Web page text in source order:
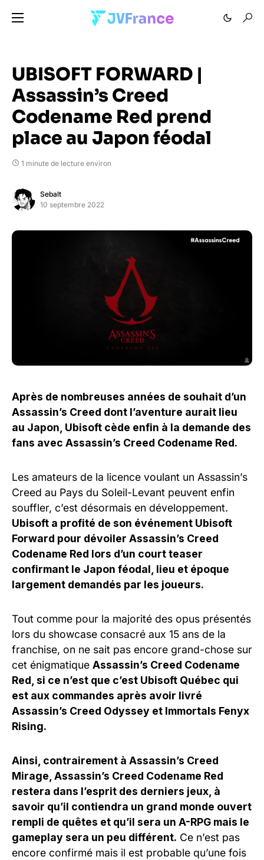
UBISOFT FORWARD |
Assassin’s Creed
Codename Red prend
place au Japon féodal
1 minute de lecture environ
Sebalt
10 septembre 2022
Après de nombreuses années de souhait d’un
Assassin’s Creed dont l’aventure aurait lieu
au Japon, Ubisoft cède enfin à la demande des
fans avec Assassin’s Creed Codename Red.
Les amateurs de la licence voulant un Assassin’s
Creed au Pays du Soleil-Levant peuvent enfin
souffler, c’est désormais en développement.
Ubisoft a profité de son événement Ubisoft
Forward pour dévoiler Assassin’s Creed
Codename Red lors d’un court teaser
confirmant le Japon féodal, lieu et époque
largement demandés par les joueurs.
Tout comme pour la majorité des opus présentés
lors du showcase consacré aux 15 ans de la
franchise, on ne sait pas encore grand-chose sur
cet énigmatique Assassin’s Creed Codename
Red, si ce n’est que c’est Ubisoft Québec qui
est aux commandes après avoir livré
Assassin’s Creed Odyssey et Immortals Fenyx
Rising.
Ainsi, contrairement à Assassin’s Creed
Mirage, Assassin’s Creed Codename Red
restera dans l’esprit des derniers jeux, à
savoir qu’il contiendra un grand monde ouvert
rempli de quêtes et qu’il sera un A-RPG mais le
gameplay sera un peu différent. Ce n’est pas
encore confirmé mais il est probable qu’une fois